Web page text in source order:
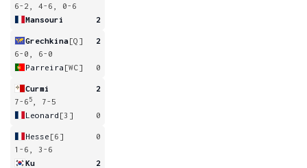
6-2, 4-6, 0-6
Mansouri
2
Grechkina[Q]
2
6-0, 6-0
Parreira [WC] 0
Curmi
2
7-6 5
, 7-5
Leonard [3] 0
Hesse [6]
0
1-6, 3-6
Ku
2